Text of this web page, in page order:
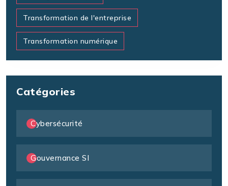
Transformation de l'entreprise
Transformation numérique
Catégories
Cybersécurité
Gouvernance SI